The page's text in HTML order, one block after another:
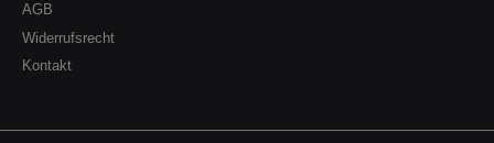
AGB
Widerrufsrecht
Kontakt